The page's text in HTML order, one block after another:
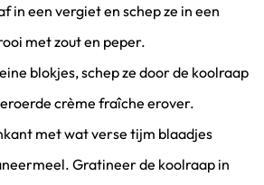
aan te vinken
in een vergiet en schep ze in een
met zout en peper.
aan te vinken
blokjes, schep ze door de koolraap
crème fraîche erover.
met wat verse tijm blaadjes
Gratineer de koolraap in